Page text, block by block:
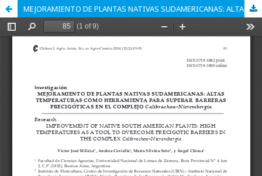
MEJORAMIENTO DE PLANTAS NATIVAS SUDAMERICANAS: ALTAS TEMPERATURAS COMO HERRAMIENTA PARA SUPERAR BARRERAS PRECIGÓTICAS EN EL COMPLEJO Calibrachoa–Nierembergia